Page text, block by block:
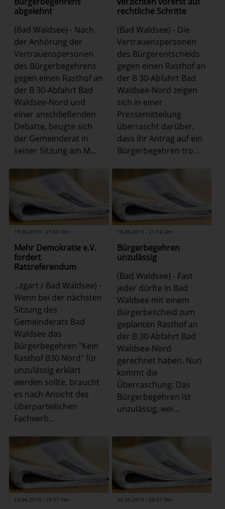
abgelehnt
(Bad Waldsee) - Nach
der Anhörung der
Vertrauenspersonen
des Bürgerbegehrens
gegen einen Rasthof an
der B 30-Abfahrt Bad
Waldsee-Nord und
einer anschließenden
Debatte, beugte sich
der Gemeinderat in
seiner Sitzung am M...
rechtliche Schritte
(Bad Waldsee) - Die
Vertrauenspersonen
des Bürgerentscheids
gegen einen Rasthof an
der B 30-Abfahrt Bad
Waldsee-Nord zeigen
sich in einer
Pressemitteilung
überrascht darüber,
dass ihr Antrag auf ein
Bürgerbegehren tro...
19.06.2019 - 21:50 Uhr
Mehr Demokratie e.V.
fordert
Ratsreferendum
...tgart / Bad Waldsee) -
Wenn bei der nächsten
Sitzung des
Gemeinderats Bad
Waldsee das
Bürgerbegehren "Kein
Rasthof B30 Nord" für
unzulässig erklärt
werden sollte, braucht
es nach Ansicht des
überparteilichen
Fachverb...
18.06.2019 - 21:14 Uhr
Bürgerbegehren
unzulässig
(Bad Waldsee) - Fast
jeder dürfte in Bad
Waldsee mit einem
Bürgerbescheid zum
geplanten Rasthof an
der B 30-Abfahrt Bad
Waldsee-Nord
gerechnet haben. Nun
kommt die
Überraschung: Das
Bürgerbegehren ist
unzulässig, wei...
13.06.2019 - 18:37 Uhr 30.04.2019 - 20:37 Uhr